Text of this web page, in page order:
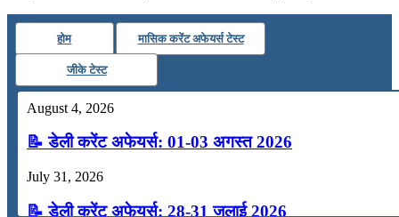
होम मासिक करेंट अफेयर्स टेस्ट
जीके टेस्ट
August 4, 2026
📝 डेली करेंट अफेयर्स: 01-03 अगस्त 2026
July 31, 2026
📝 डेली करेंट अफेयर्स: 28-31 जुलाई 2026